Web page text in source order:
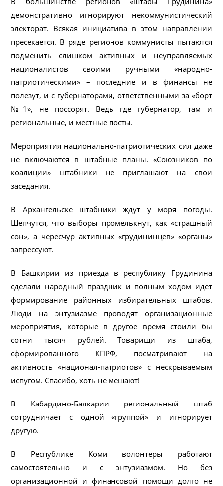
демонстративно игнорируют некоммунистический
электорат. Всякая инициатива в этом направлении
пресекается. В ряде регионов коммунисты пытаются
подменить слишком активных и неуправляемых
националистов своими ручными «народно-
патриотическими» – последние и в финансы не
полезут, и с губернаторами, ответственными за «борт
№1», не поссорят. Ведь где губернатор, там и
региональные, и местные посты.
Мероприятия национально-патриотических сил даже
не включаются в штабные планы. «Союзников по
коалиции» штабники не приглашают на свои
заседания.
В Архангельске штабники ждут у моря погоды.
Шепчутся, что выборы промелькнут, как «страшный
сон», а чересчур активных «грудининцев» «органы»
запрессуют.
В Башкирии из приезда в республику Грудинина
сделали народный праздник и полным ходом идет
формирование районных избирательных штабов.
Люди на энтузиазме проводят организационные
мероприятия, которые в другое время стоили бы
сотни тысяч рублей. Товарищи из штаба,
сформированного КПРФ, посматривают на
активность «национал-патриотов» с нескрываемым
испугом. Спасибо, хоть не мешают!
В Кабардино-Балкарии региональный штаб
сотрудничает с одной «группой» и игнорирует
другую.
В Республике Коми волонтеры работают
самостоятельно и с энтузиазмом. Но без
организационной и финансовой помощи долго не